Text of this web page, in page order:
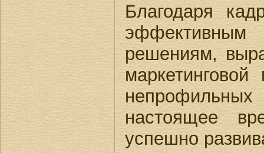
Благодаря
решениям,
настоящее
успешно